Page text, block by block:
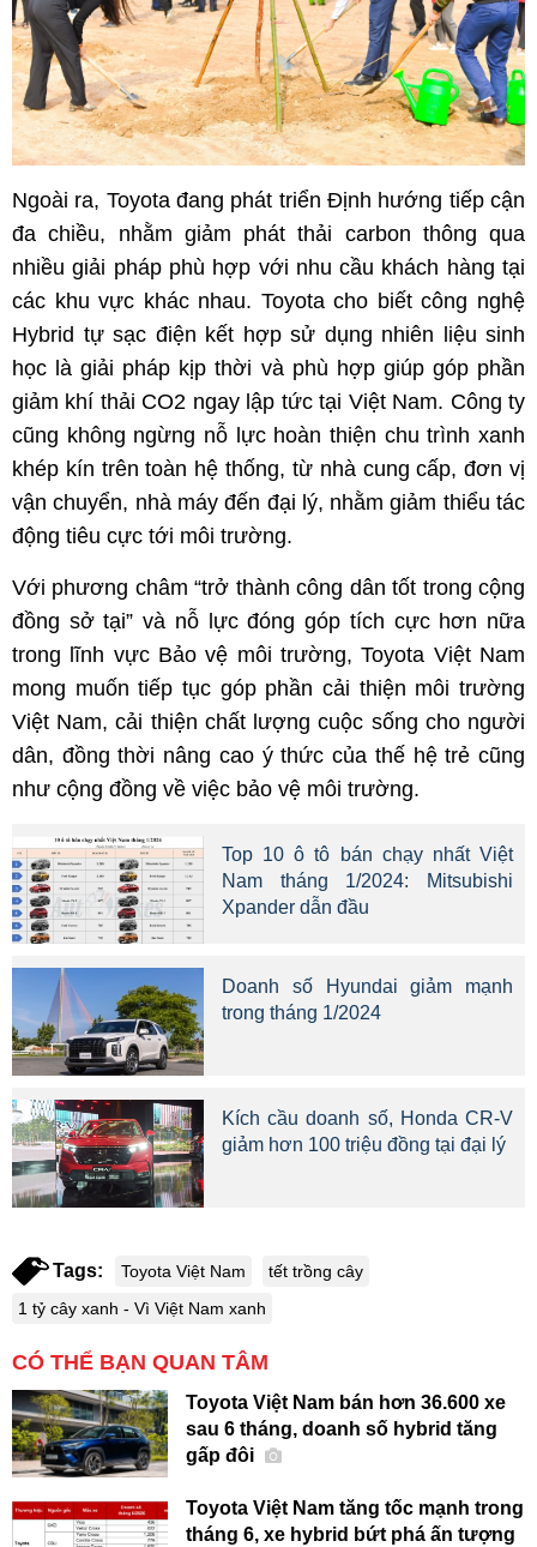
Ngoài ra, Toyota đang phát triển Định hướng tiếp cận
đa chiều, nhằm giảm phát thải carbon thông qua
nhiều giải pháp phù hợp với nhu cầu khách hàng tại
các khu vực khác nhau. Toyota cho biết công nghệ
Hybrid tự sạc điện kết hợp sử dụng nhiên liệu sinh
học là giải pháp kịp thời và phù hợp giúp góp phần
giảm khí thải CO2 ngay lập tức tại Việt Nam. Công ty
cũng không ngừng nỗ lực hoàn thiện chu trình xanh
khép kín trên toàn hệ thống, từ nhà cung cấp, đơn vị
vận chuyển, nhà máy đến đại lý, nhằm giảm thiểu tác
động tiêu cực tới môi trường.
Với phương châm “trở thành công dân tốt trong cộng
đồng sở tại” và nỗ lực đóng góp tích cực hơn nữa
trong lĩnh vực Bảo vệ môi trường, Toyota Việt Nam
mong muốn tiếp tục góp phần cải thiện môi trường
Việt Nam, cải thiện chất lượng cuộc sống cho người
dân, đồng thời nâng cao ý thức của thế hệ trẻ cũng
như cộng đồng về việc bảo vệ môi trường.
Top 10 ô tô bán chạy nhất Việt
Nam tháng 1/2024: Mitsubishi
Xpander dẫn đầu
Doanh số Hyundai giảm mạnh
trong tháng 1/2024
Kích cầu doanh số, Honda CR-V
giảm hơn 100 triệu đồng tại đại lý
Tags: Toyota Việt Nam
tết trồng cây
1 tỷ cây xanh - Vì Việt Nam xanh
CÓ THỂ BẠN QUAN TÂM
Toyota Việt Nam bán hơn 36.600 xe
sau 6 tháng, doanh số hybrid tăng
gấp đôi
Toyota Việt Nam tăng tốc mạnh trong
tháng 6, xe hybrid bứt phá ấn tượng